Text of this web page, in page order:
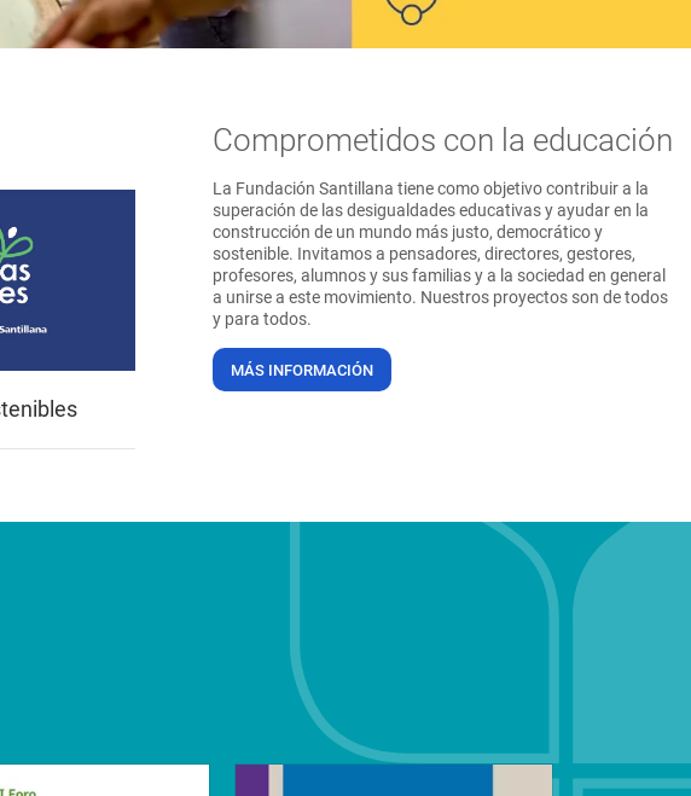
Comprometidos con la educación
La Fundación Santillana tiene como objetivo contribuir a la
superación de las desigualdades educativas y ayudar en la
construcción de un mundo más justo, democrático y
sostenible. Invitamos a pensadores, directores, gestores,
profesores, alumnos y sus familias y a la sociedad en general
a unirse a este movimiento. Nuestros proyectos son de todos
y para todos.
MÁS INFORMACIÓN